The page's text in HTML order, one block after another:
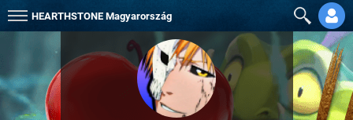
HEARTHSTONE Magyarország